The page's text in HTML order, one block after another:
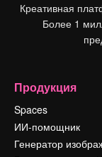
Креативная
Более 1
Продукция
Spaces
ИИ-помощник
Генератор